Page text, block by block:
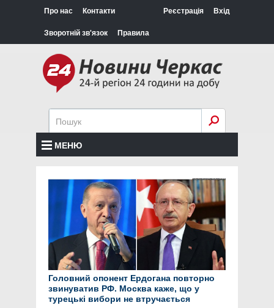
Про нас Контакти
Зворотній зв'язок Правила
Реєстрація Вхід
МЕНЮ
Головний опонент Ердогана повторно
звинуватив РФ. Москва каже, що у
турецькі вибори не втручається